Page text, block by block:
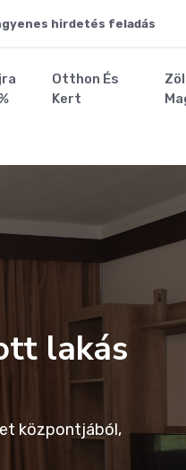
hirdetés feladás
Otthon És
Kert
lakás
központjából,